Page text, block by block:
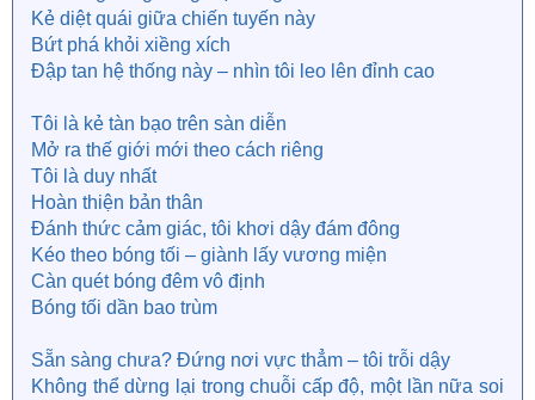
몰아쳐 미지의 darkness
펼쳐지는 shadow
Are you ready? 벼랑 끝 arising
멈출 수 없는 leveling 속, 다시 lighting my way
부딪혀 this system, watch me to the top, top
I'ma go and arise, 운명을 향해 fight, 한계를 넘어 high
I'ma get 'em, I'ma get 'em
I'ma go and arise, 운명을 향해
부딪혀 this system, watch me to the top, top
I'm that boss, boss, boss, boss
I'm that boss, boss, boss, boss (Look at me now)
I'm that boss, boss, boss, boss
I'm living in a doom, doom, doom
Kẻ diệt quái giữa chiến tuyến này
Bứt phá khỏi xiềng xích
Đập tan hệ thống này – nhìn tôi leo lên đỉnh cao
Tôi là kẻ tàn bạo trên sàn diễn
Mở ra thế giới mới theo cách riêng
Tôi là duy nhất
Hoàn thiện bản thân
Đánh thức cảm giác, tôi khơi dậy đám đông
Kéo theo bóng tối – giành lấy vương miện
Càn quét bóng đêm vô định
Bóng tối dần bao trùm
Sẵn sàng chưa? Đứng nơi vực thẳm – tôi trỗi dậy
Không thể dừng lại trong chuỗi cấp độ, một lần nữa soi